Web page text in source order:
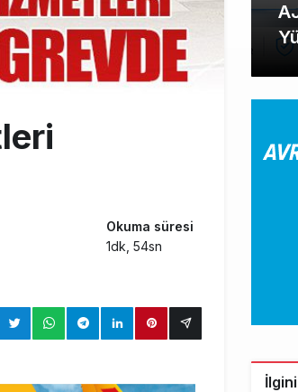
Okuma süresi
1dk, 54sn